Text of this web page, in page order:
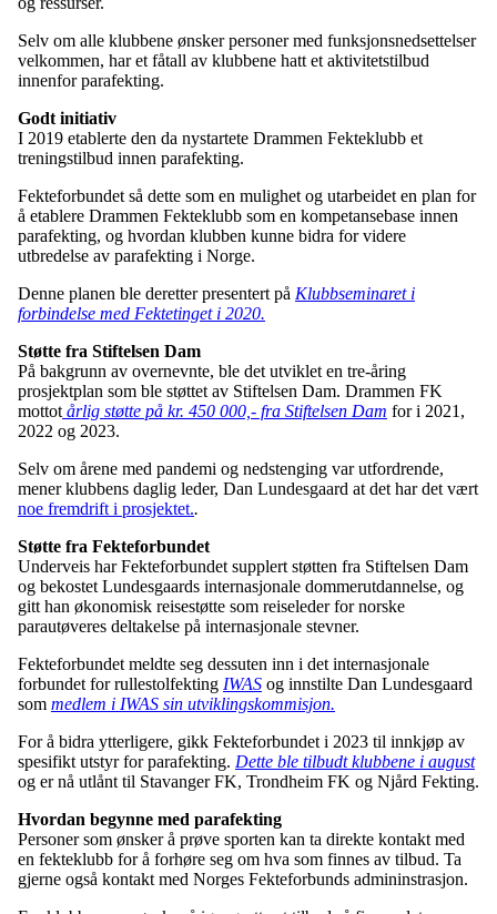
Selv om alle klubbene ønsker personer med funksjonsnedsettelser
velkommen, har et fåtall av klubbene hatt et aktivitetstilbud
innenfor parafekting.
Godt initiativ
I 2019 etablerte den da nystartete Drammen Fekteklubb et
treningstilbud innen parafekting.
Fekteforbundet så dette som en mulighet og utarbeidet en plan for
å etablere Drammen Fekteklubb som en kompetansebase innen
parafekting, og hvordan klubben kunne bidra for videre
utbredelse av parafekting i Norge.
Denne planen ble deretter presentert på Klubbseminaret i
forbindelse med Fektetinget i 2020.
Støtte fra Stiftelsen Dam
På bakgrunn av overnevnte, ble det utviklet en tre-åring
prosjektplan som ble støttet av Stiftelsen Dam. Drammen FK
mottot årlig støtte på kr. 450 000,- fra Stiftelsen Dam for i 2021,
2022 og 2023.
Selv om årene med pandemi og nedstenging var utfordrende,
mener klubbens daglig leder, Dan Lundesgaard at det har det vært
noe fremdrift i prosjektet..
Støtte fra Fekteforbundet
Underveis har Fekteforbundet supplert støtten fra Stiftelsen Dam
og bekostet Lundesgaards internasjonale dommerutdannelse, og
gitt han økonomisk reisestøtte som reiseleder for norske
parautøveres deltakelse på internasjonale stevner.
Fekteforbundet meldte seg dessuten inn i det internasjonale
forbundet for rullestolfekting IWAS og innstilte Dan Lundesgaard
som medlem i IWAS sin utviklingskommisjon.
For å bidra ytterligere, gikk Fekteforbundet i 2023 til innkjøp av
spesifikt utstyr for parafekting. Dette ble tilbudt klubbene i august
og er nå utlånt til Stavanger FK, Trondheim FK og Njård Fekting.
Hvordan begynne med parafekting
Personer som ønsker å prøve sporten kan ta direkte kontakt med
en fekteklubb for å forhøre seg om hva som finnes av tilbud. Ta
gjerne også kontakt med Norges Fekteforbunds admininstrasjon.